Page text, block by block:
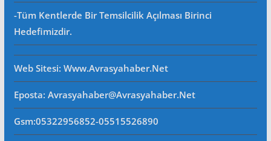
-Tüm Kentlerde Bir Temsilcilik Açılması Birinci
Hedefimizdir.
Web Sitesi: Www.avrasyahaber.net
Eposta: Avrasyahaber@avrasyahaber.net
Gsm:05322956852-05515526890